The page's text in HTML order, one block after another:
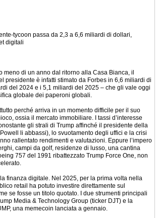
tycoon passa da 2,3 a 6,6 miliardi di dollari,
digitali
meno di un anno dal ritorno alla Casa Bianca, il
presidente è infatti stimato da Forbes in 6,6 miliardi di
del 2024 e i 5,1 miliardi del 2025 – che gli vale oggi
globale dei paperoni globali.
perché arriva in un momento difficile per il suo
ossia il mercato immobiliare. I tassi d’interesse
gli strali di Trump affinché il presidente della
li abbassi), lo svuotamento degli uffici e la crisi
rallentato rendimenti e valutazioni. Eppure l’impero
campi da golf, residenze di lusso, una cantina
757 del 1991 ribattezzato Trump Force One, non
la finanza digitale. Nel 2025, per la prima volta nella
retail ha potuto investire direttamente sul
se fosse un titolo quotato. I due strumenti principali
Media & Technology Group (ticker DJT) e la
una memecoin lanciata a gennaio.